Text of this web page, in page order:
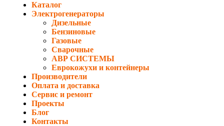
Каталог
Электрогенераторы
Дизельные
Бензиновые
Газовые
Сварочные
АВР СИСТЕМЫ
Еврокожухи и контейнеры
Производители
Оплата и доставка
Сервис и ремонт
Проекты
Блог
Контакты